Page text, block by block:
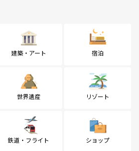
建築・アート 宿泊
世界遺産 リゾート
鉄道・フライト ショップ